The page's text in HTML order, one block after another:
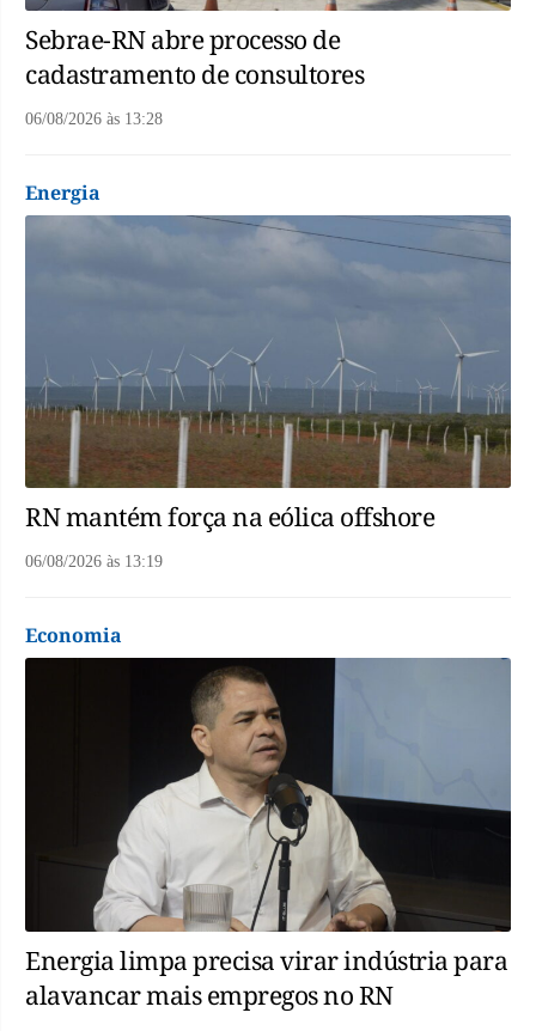
Sebrae-RN abre processo de
cadastramento de consultores
06/08/2026 às 13:28
Energia
RN mantém força na eólica offshore
06/08/2026 às 13:19
Economia
Energia limpa precisa virar indústria para
alavancar mais empregos no RN